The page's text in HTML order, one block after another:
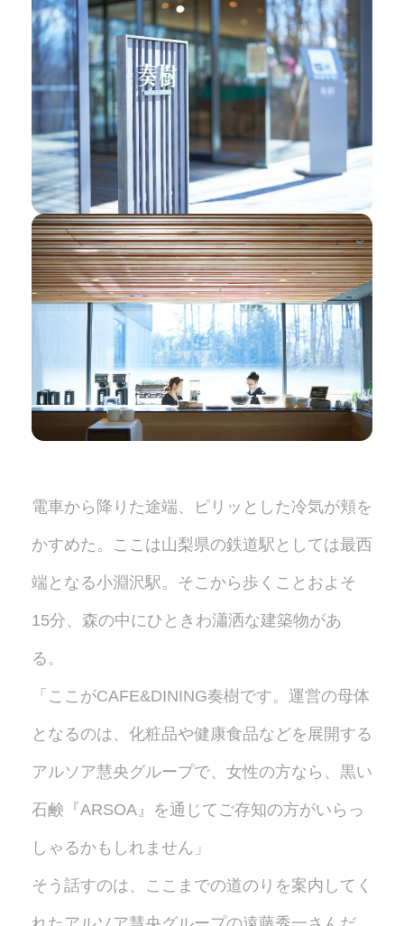
電車から降りた途端、ピリッとした冷気が頬を
かすめた。ここは山梨県の鉄道駅としては最西
端となる小淵沢駅。そこから歩くことおよそ
15分、森の中にひときわ瀟洒な建築物があ
る。
「ここがCAFE&DINING奏樹です。運営の母体
となるのは、化粧品や健康食品などを展開する
アルソア慧央グループで、女性の方なら、黒い
石鹸『ARSOA』を通じてご存知の方がいらっ
しゃるかもしれません」
そう話すのは、ここまでの道のりを案内してく